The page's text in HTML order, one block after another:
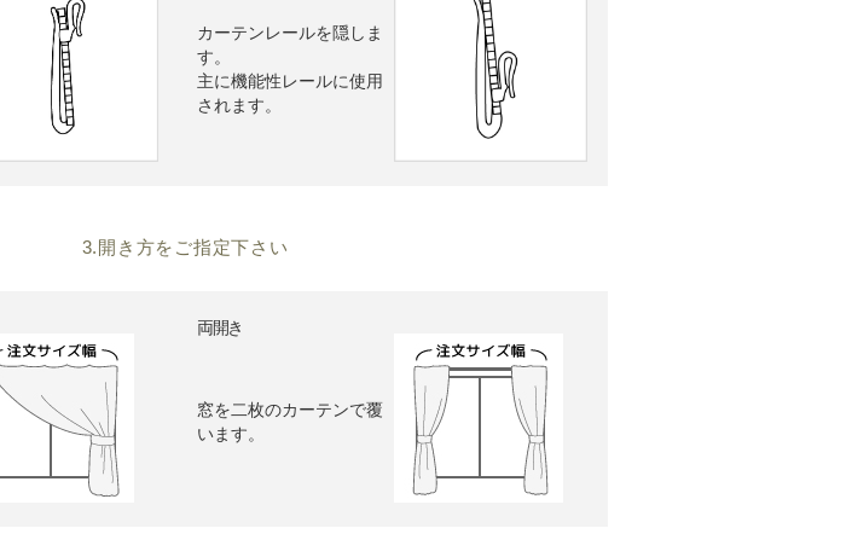
カーテンレールを隠しま
す。
主に機能性レールに使用
されます。
3.開き方をご指定下さい
両開き
窓を二枚のカーテンで覆
います。